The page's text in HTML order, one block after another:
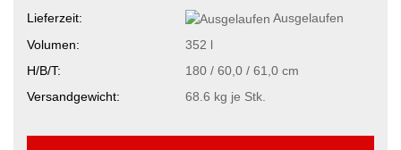
Lieferzeit:
Ausgelaufen
Volumen:
352 l
H/B/T:
180 / 60,0 / 61,0 cm
Versandgewicht:
68.6 kg je Stk.